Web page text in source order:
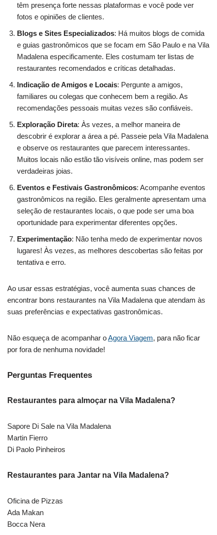
têm presença forte nessas plataformas e você pode ver
fotos e opiniões de clientes.
Blogs e Sites Especializados: Há muitos blogs de comida
e guias gastronômicos que se focam em São Paulo e na Vila
Madalena especificamente. Eles costumam ter listas de
restaurantes recomendados e críticas detalhadas.
Indicação de Amigos e Locais: Pergunte a amigos,
familiares ou colegas que conhecem bem a região. As
recomendações pessoais muitas vezes são confiáveis.
Exploração Direta: Às vezes, a melhor maneira de
descobrir é explorar a área a pé. Passeie pela Vila Madalena
e observe os restaurantes que parecem interessantes.
Muitos locais não estão tão visíveis online, mas podem ser
verdadeiras joias.
Eventos e Festivais Gastronômicos: Acompanhe eventos
gastronômicos na região. Eles geralmente apresentam uma
seleção de restaurantes locais, o que pode ser uma boa
oportunidade para experimentar diferentes opções.
Experimentação: Não tenha medo de experimentar novos
lugares! Às vezes, as melhores descobertas são feitas por
tentativa e erro.
Ao usar essas estratégias, você aumenta suas chances de
encontrar bons restaurantes na Vila Madalena que atendam às
suas preferências e expectativas gastronômicas.
Não esqueça de acompanhar oAgora Viagem, para não ficar
por fora de nenhuma novidade!
Perguntas Frequentes
Restaurantes para almoçar na Vila Madalena?
Sapore Di Sale na Vila Madalena
Martin Fierro
Di Paolo Pinheiros
Restaurantes para Jantar na Vila Madalena?
Oficina de Pizzas
Ada Makan
Bocca Nera